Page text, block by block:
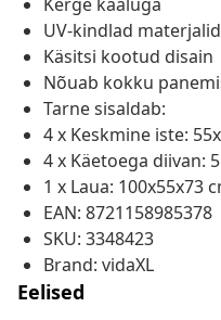
UV-kindlad materjalid
Käsitsi kootud disain
Nõuab kokku
Tarne sisaldab:
4 x Keskmine iste:
4 x Käetoega diivan:
1 x Laua: 100x55x73
EAN: 8721158985378
SKU: 3348423
Brand: vidaXL
Eelised